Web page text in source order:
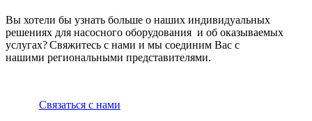
Вы хотели бы узнать больше о наших индивидуальных
решениях для насосного оборудования и об оказываемых
услугах? Свяжитесь с нами и мы соединим Вас с
нашими региональными представителями.
Связаться с нами